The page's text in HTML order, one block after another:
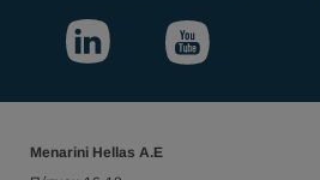
Menarini Hellas Α.Ε